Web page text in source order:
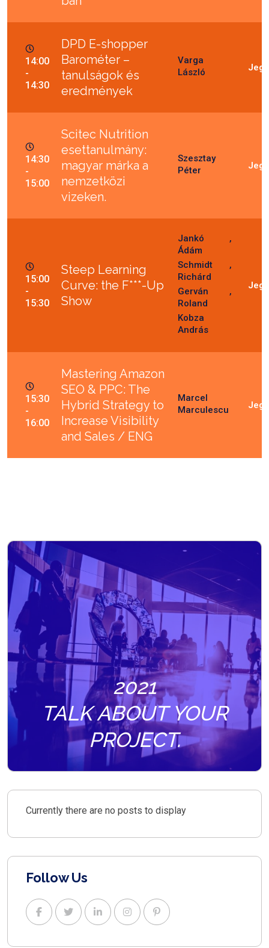
14:00
-
14:30
DPD E-shopper
Barométer –
tanulságok és
eredmények
Varga
László
14:30
-
15:00
Scitec Nutrition
esettanulmány:
magyar márka a
nemzetközi
vizeken.
Szesztay
Péter
15:00
-
15:30
Steep Learning
Curve: the F***-Up
Show
Jankó
Ádám
Schmidt
Richárd
Gerván
Roland
Kobza
András
15:30
-
16:00
Mastering Amazon
SEO & PPC: The
Hybrid Strategy to
Increase Visibility
and Sales / ENG
Marcel
Marculescu
2021
TALK ABOUT YOUR
PROJECT.
Currently there are no posts to display
Follow Us